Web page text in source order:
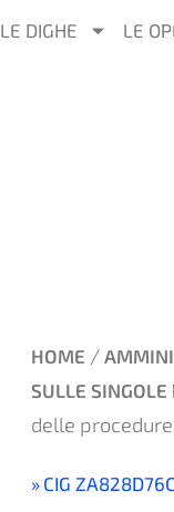
LE DIGHE LE
HOME /
SULLE SINGOLE
delle
CIG